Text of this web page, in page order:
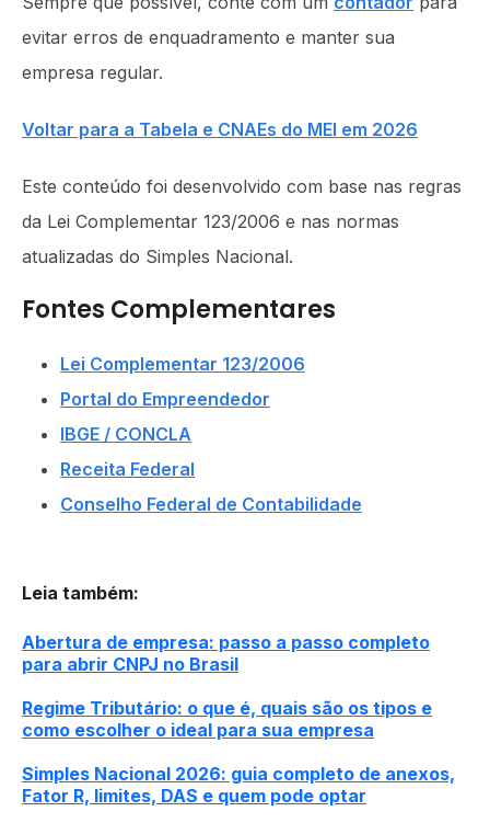
evitar erros de enquadramento e manter sua
empresa regular.
Voltar para a Tabela e CNAEs do MEI em 2026
Este conteúdo foi desenvolvido com base nas regras
da Lei Complementar 123/2006 e nas normas
atualizadas do Simples Nacional.
Fontes Complementares
Lei Complementar 123/2006
Portal do Empreendedor
IBGE / CONCLA
Receita Federal
Conselho Federal de Contabilidade
Leia também:
Abertura de empresa: passo a passo completo
para abrir CNPJ no Brasil
Regime Tributário: o que é, quais são os tipos e
como escolher o ideal para sua empresa
Simples Nacional 2026: guia completo de anexos,
Fator R, limites, DAS e quem pode optar